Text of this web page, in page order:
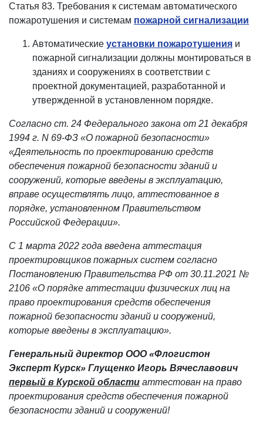
Статья 83. Требования к системам автоматического
пожаротушения и системам пожарной сигнализации
Автоматические установки пожаротушения и
пожарной сигнализации должны монтироваться в
зданиях и сооружениях в соответствии с
проектной документацией, разработанной и
утвержденной в установленном порядке.
Согласно ст. 24 Федерального закона от 21 декабря
1994 г. N 69-ФЗ «О пожарной безопасности»
«Деятельность по проектированию средств
обеспечения пожарной безопасности зданий и
сооружений, которые введены в эксплуатацию,
вправе осуществлять лицо, аттестованное в
порядке, установленном Правительством
Российской Федерации».
С 1 марта 2022 года введена аттестация
проектировщиков пожарных систем согласно
Постановлению Правительства РФ от 30.11.2021 №
2106 «О порядке аттестации физических лиц на
право проектирования средств обеспечения
пожарной безопасности зданий и сооружений,
которые введены в эксплуатацию».
Генеральный директор ООО «Флогистон
Эксперт Курск» Глущенко Игорь Вячеславович
первый в Курской области аттестован на право
проектирования средств обеспечения пожарной
безопасности зданий и сооружений!